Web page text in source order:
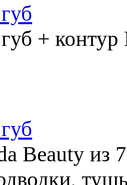
+
Beauty из